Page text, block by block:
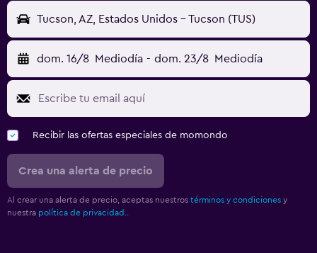
Tucson, AZ, Estados Unidos - Tucson (TUS)
dom. 16/8 Mediodía - dom. 23/8 Mediodía
Recibir las ofertas especiales de momondo
Crea una alerta de precio
Al crear una alerta de precio, aceptas nuestros términos y condiciones y
nuestra política de privacidad..